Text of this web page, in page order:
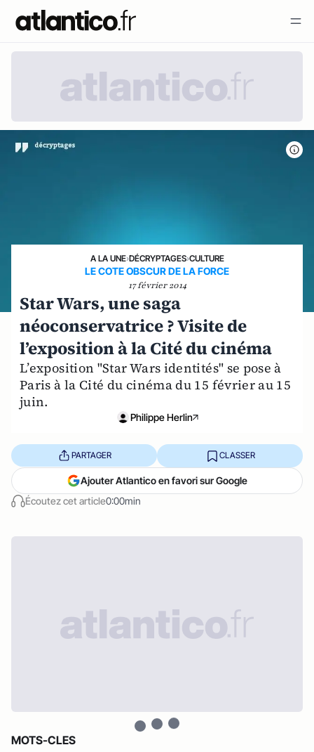
A LA UNE›DÉCRYPTAGES›CULTURE
LE COTE OBSCUR DE LA FORCE
17 février 2014
Star Wars, une saga
néoconservatrice ? Visite de
l’exposition à la Cité du cinéma
L’exposition "Star Wars identités" se pose à
Paris à la Cité du cinéma du 15 février au 15
juin.
Philippe Herlin
Écoutez cet article0:00min
PARTAGER CLASSER
Ajouter Atlantico en favori sur Google
MOTS-CLES